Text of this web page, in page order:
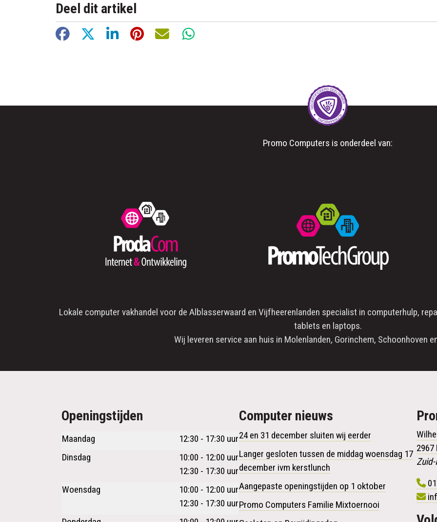
Deel dit artikel
Facebook LinkedIn Pinterest E-mailWhatsApp
Promo Computers is onderdeel van:
Lokale computer vakhandel voor de Alblasserwaard en Vijfheerenlanden specialist in computerhulp,
tablets en laptops.
Wij leveren service aan huis in Molenlanden, Gorinchem, Schoonhoven
Openingstijden
Maandag
12:30 - 17:30 uur
Dinsdag
10:00 - 12:00 uur
12:30 - 17:30 uur
Woensdag
10:00 - 12:00 uur
12:30 - 17:30 uur
Computer nieuws
24 en 31 december sluiten wij eerder
Langer gesloten tussen de middag woensdag 17
december ivm kerstlunch
Aangepaste openingstijden op 1 oktober
Promo Computers Familie Mixtoernooi
2967